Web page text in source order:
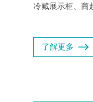
冷藏展示柜、商
了解更多